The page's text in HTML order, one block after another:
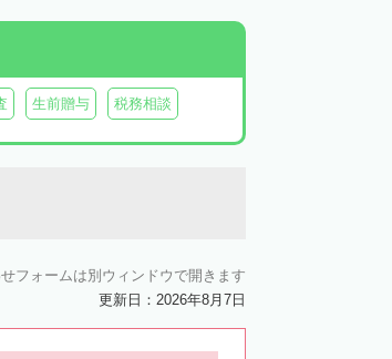
生前贈与 税務相談
フォームは別ウィンドウで開きます
更新日：2026年8月7日